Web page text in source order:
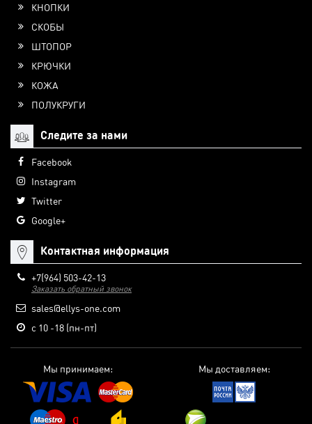
КНОПКИ
СКОБЫ
ШТОПОР
КРЮЧКИ
КОЖА
ПОЛУКРУГИ
Следите за нами
Facebook
Instagram
Twitter
Google+
Контактная информация
+7(964) 503-42-13
Заказать обратный звонок
sales@ellys-one.com
с 10 -18 (пн-пт)
Мы принимаем: Мы доставляем: